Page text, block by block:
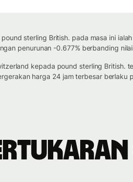
sterling British. pada masa ini
penurunan -0.677% berbanding
kepada pound sterling
harga 24 jam terbesar berlaku